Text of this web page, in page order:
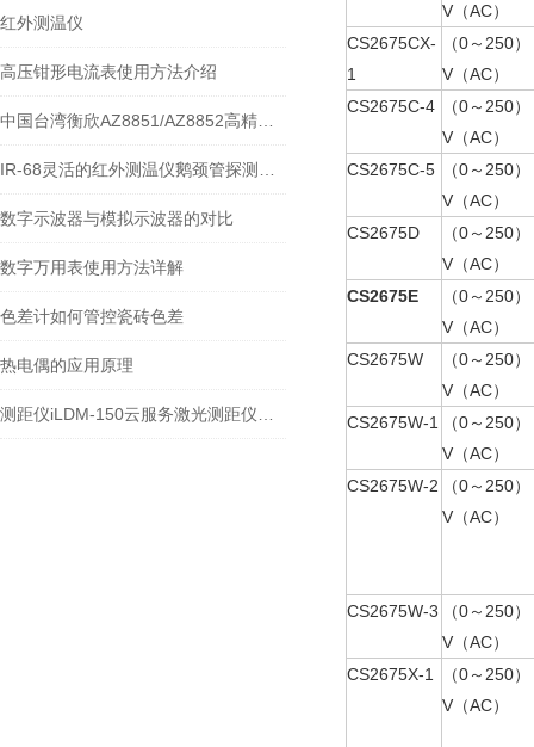
红外测温仪
高压钳形电流表使用方法介绍
数字示波器与模拟示波器的对比
数字万用表使用方法详解
色差计如何管控瓷砖色差
热电偶的应用原理
V（AC）
CS2675CX-
1
（0～250）
V（AC）
CS2675C-4
（0～250）
V（AC）
CS2675C-5
（0～250）
V（AC）
CS2675D
（0～250）
V（AC）
CS2675E
（0～250）
V（AC）
CS2675W
（0～250）
V（AC）
CS2675W-1
（0～250）
V（AC）
CS2675W-2
（0～250）
V（AC）
CS2675W-3
（0～250）
V（AC）
CS2675X-1
（0～250）
V（AC）